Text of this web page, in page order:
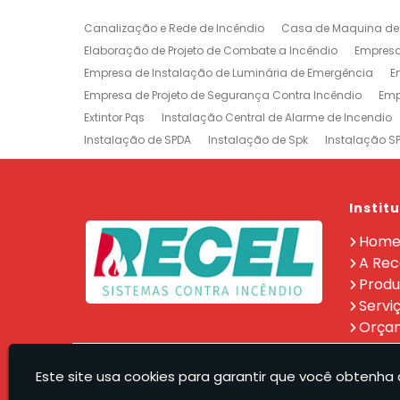
Canalização e Rede de Incêndio Casa de Maquina
Elaboração de Projeto de Combate a Incêndio
Empresa de Instalação de Luminária de Emergência
Empresa de Projeto de Segurança Contra Incêndio
Extintor Pqs
Instalação Central de Alarme de Incendio
Instalação de SPDA
Instalação de Spk Instalação
Manutenção e Instalação de SPDA
Projeto de
Empresa de Manutenção
Prevenção e Combate a Incêndio na Barra da Tijuca
Sistemas de Combate a Incêndio no Rio de Janeiro
Empresa de Projeto de Incêndio Zona Sul
Home
A
Recel - Sistemas Contra Incendio Eireli
Este site usa cookies para garantir que você obtenha